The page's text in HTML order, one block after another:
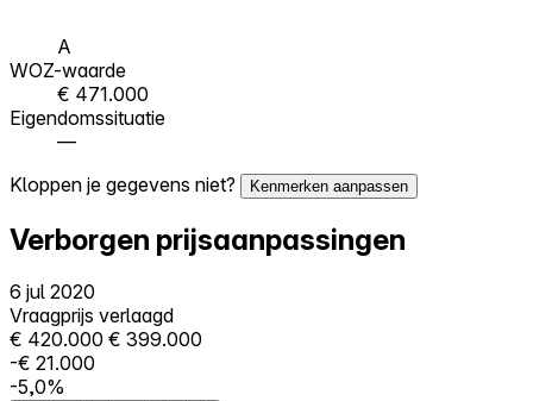
A
WOZ-waarde
€ 471.000
Eigendomssituatie
—
Kloppen je gegevens niet?
Kenmerken aanpassen
Verborgen prijsaanpassingen
6 jul 2020
Vraagprijs verlaagd
€ 420.000 € 399.000
-€ 21.000
-5,0%